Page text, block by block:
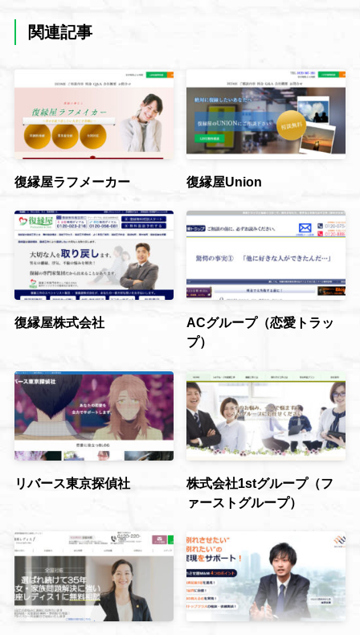
関連記事
復縁屋ラフメーカー 復縁屋Union
復縁屋株式会社
ACグループ（恋愛トラッ
プ）
リバース東京探偵社
株式会社1stグループ（フ
ァーストグループ）